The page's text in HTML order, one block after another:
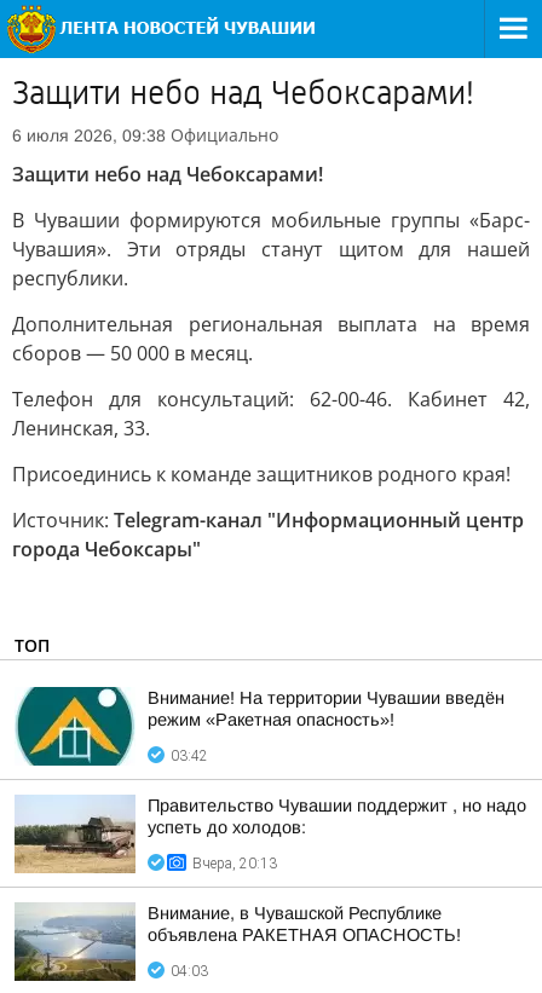
Защити небо над Чебоксарами!
6 июля 2026, 09:38 Официально
Защити небо над Чебоксарами!
В Чувашии формируются мобильные группы «Барс-
Чувашия». Эти отряды станут щитом для нашей
республики.
Дополнительная региональная выплата на время
сборов — 50 000 в месяц.
Телефон для консультаций: 62-00-46. Кабинет 42,
Ленинская, 33.
Присоединись к команде защитников родного края!
Источник: Telegram-канал "Информационный центр
города Чебоксары"
ТОП
Внимание! На территории Чувашии введён
режим «Ракетная опасность»!
03:42
Правительство Чувашии поддержит , но надо
успеть до холодов:
Вчера, 20:13
Внимание, в Чувашской Республике
объявлена РАКЕТНАЯ ОПАСНОСТЬ!
04:03